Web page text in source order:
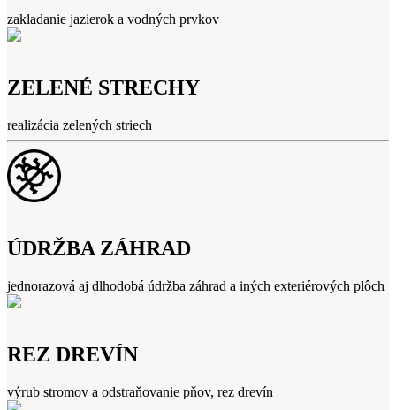
zakladanie jazierok a vodných prvkov
ZELENÉ STRECHY
realizácia zelených striech
ÚDRŽBA ZÁHRAD
jednorazová aj dlhodobá údržba záhrad a iných exteriérových plôch
REZ DREVÍN
výrub stromov a odstraňovanie pňov, rez drevín